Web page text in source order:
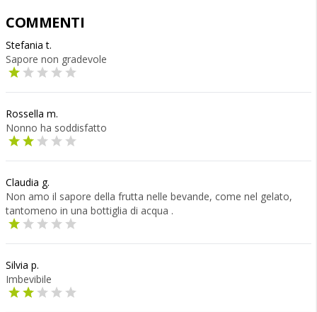
COMMENTI
Stefania t.
Sapore non gradevole
Rossella m.
Nonno ha soddisfatto
Claudia g.
Non amo il sapore della frutta nelle bevande, come nel gelato,
tantomeno in una bottiglia di acqua .
Silvia p.
Imbevibile